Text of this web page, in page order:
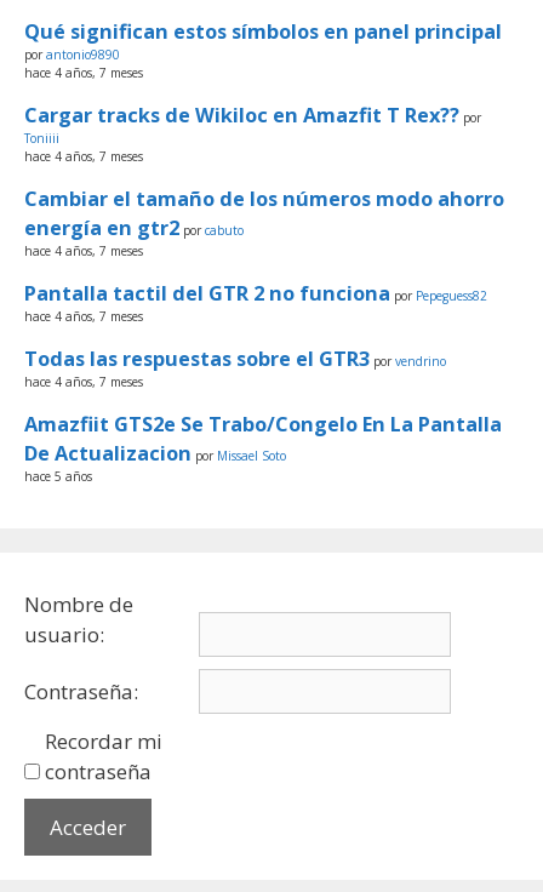
Qué significan estos símbolos en panel principal
porantonio9890
hace 4 años, 7 meses
Cargar tracks de Wikiloc en Amazfit T Rex?? por
Toniiii
hace 4 años, 7 meses
Cambiar el tamaño de los números modo ahorro
energía en gtr2 porcabuto
hace 4 años, 7 meses
Pantalla tactil del GTR 2 no funciona por Pepeguess82
hace 4 años, 7 meses
Todas las respuestas sobre el GTR3 porvendrino
hace 4 años, 7 meses
Amazfiit GTS2e Se Trabo/Congelo En La Pantalla
De Actualizacion por Missael Soto
hace 5 años
Nombre de
usuario:
Contraseña:
Recordar mi
contraseña
Acceder